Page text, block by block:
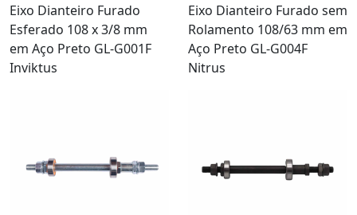
Eixo Dianteiro Furado
Esferado 108 x 3/8 mm
em Aço Preto GL-G001F
Inviktus
Eixo Dianteiro Furado sem
Rolamento 108/63 mm em
Aço Preto GL-G004F
Nitrus